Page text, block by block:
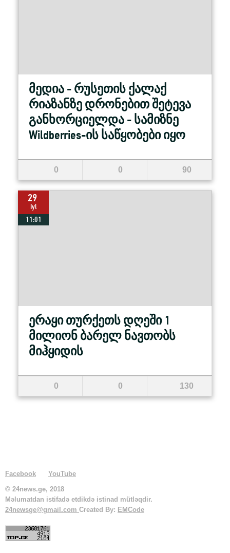
მედია - რუსეთის ქალაქ
რიაზანზე დრონებით შეტევა
განხორციელდა - სამიზნე
Wildberries-ის საწყობები იყო
0 0 90
29
Iyl
11:01
ერაყი თურქეთს დღეში 1
მილიონ ბარელ ნავთობს
მიჰყიდის
0 0 130
Facebook YouTube
© 24news.ge, 2018
Məlumatdan istifadə etdikdə istinad mütləqdir.
24newsge@gmail.com Created By: EMCode